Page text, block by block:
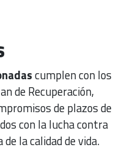
cumplen con los
de Recuperación,
de plazos de
con la lucha contra
la calidad de vida.